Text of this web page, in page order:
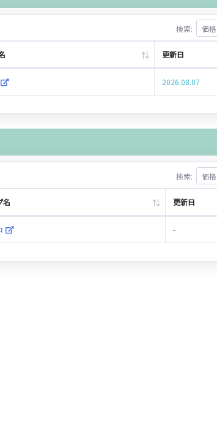
検索:
更新日
2026.08.07
検索:
名 更新日
-